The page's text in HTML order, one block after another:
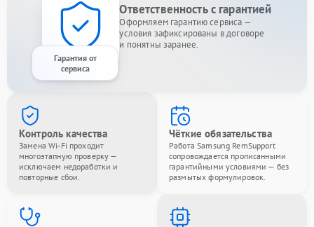
Гарантия от
сервиса
Ответственность с гарантией
Оформляем гарантию сервиса —
условия зафиксированы в договоре
и понятны заранее.
Контроль качества
Замена Wi-Fi проходит
многоэтапную проверку —
исключаем недоработки и
повторные сбои.
Чёткие обязательства
Работа Samsung RemSupport
сопровождается прописанными
гарантийными условиями — без
размытых формулировок.